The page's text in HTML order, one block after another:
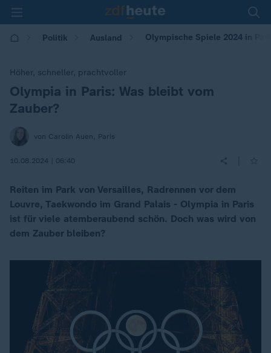
Politik Ausland Olympische Spiele 2024 in
Höher, schneller, prachtvoller
:
Olympia in Paris: Was bleibt vom
Zauber?
von Carolin Auen, Paris
10.08.2024 | 06:40
Reiten im Park von Versailles, Radrennen vor dem
Louvre, Taekwondo im Grand Palais - Olympia in Paris
ist für viele atemberaubend schön. Doch was wird von
dem Zauber bleiben?